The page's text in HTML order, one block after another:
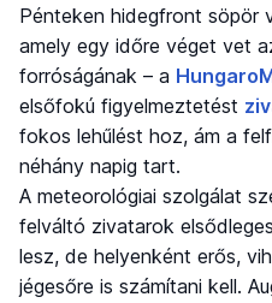
Pénteken hidegfront söpör
amely egy időre véget vet
forróságának – a
elsőfokú figyelmeztetést
fokos lehűlést hoz, ám a
néhány napig tart.
A meteorológiai szolgálat
felváltó zivatarok
lesz, de helyenként erős,
jégesőre is számítani kell.